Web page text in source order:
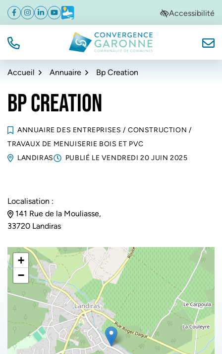
Aller
navigation
Aller
au
Aller
au
de
Facebook
(ouverture dans un nouvel onglet)
Instagram
(ouverture dans un nouvel onglet)
Linkedin
(ouverture dans un nouvel onglet)
YouTube
(ouverture dans un nouvel onglet)
Météo
(ouverture dans un nouvel onglet)Accessibilité
TÉL. Convergence Garonne
Accueil Annuaire Bp Creation
BP CREATION
ANNUAIRE DES ENTREPRISES / CONSTRUCTION /
TRAVAUX DE MENUISERIE BOIS ET PVC
LANDIRAS
PUBLIÉ LE VENDREDI 20 JUIN 2025
Localisation :
141 Rue de la Mouliasse,
33720 Landiras
+
−